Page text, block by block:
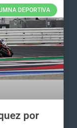
DEPORTIVA
por